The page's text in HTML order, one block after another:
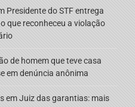
Presidente do STF entrega
que reconheceu a violação
de homem que teve casa
em denúncia anônima
emJuiz das garantias: mais